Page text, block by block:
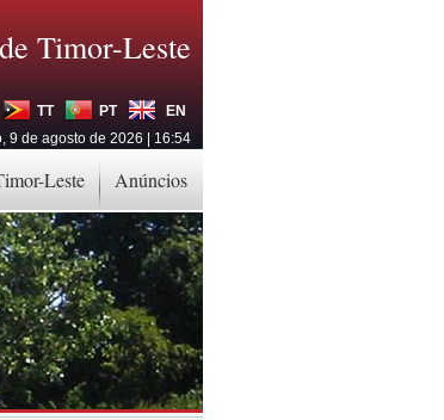
Leste Anúncios
Timor-Leste
TT PT
EN
9 de agosto de 2026 | 16:54